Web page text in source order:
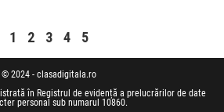
1 2 3 4 5
© 2024 - clasadigitala.ro
în Registrul de evidență a prelucrărilor de date
personal sub numarul 10860.